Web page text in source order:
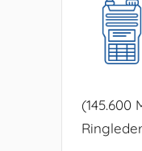
(145.600